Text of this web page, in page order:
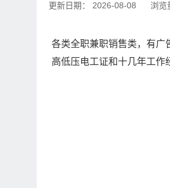
更新日期： 2026-08-08 浏览
各类全职兼职销售类，有广
高低压电工证和十几年工作